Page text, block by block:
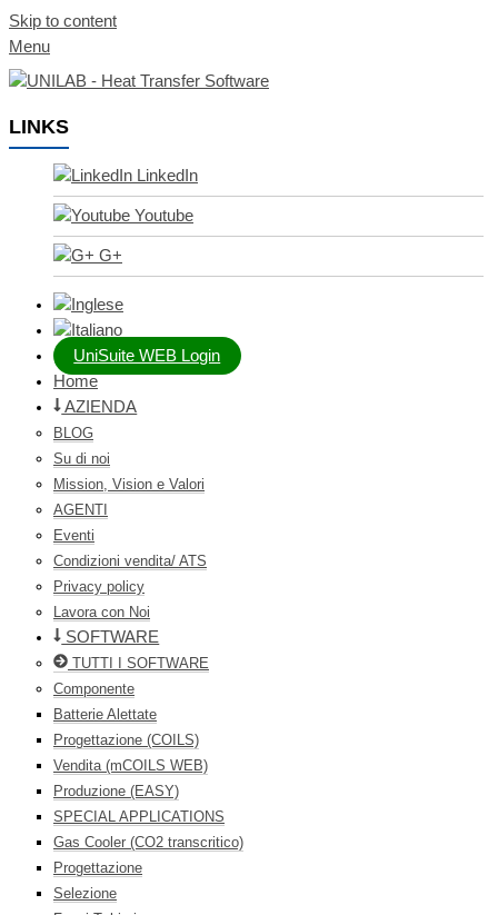
Skip to content
Menu
LINKS
LinkedIn
Youtube
G+
UniSuite WEB Login
Home
AZIENDA
BLOG
Su di noi
Mission, Vision e Valori
AGENTI
Eventi
Condizioni vendita/ ATS
Privacy policy
Lavora con Noi
SOFTWARE
TUTTI I SOFTWARE
Componente
Batterie Alettate
Progettazione (COILS)
Vendita (mCOILS WEB)
Produzione (EASY)
SPECIAL APPLICATIONS
Gas Cooler (CO2 transcritico)
Progettazione
Selezione